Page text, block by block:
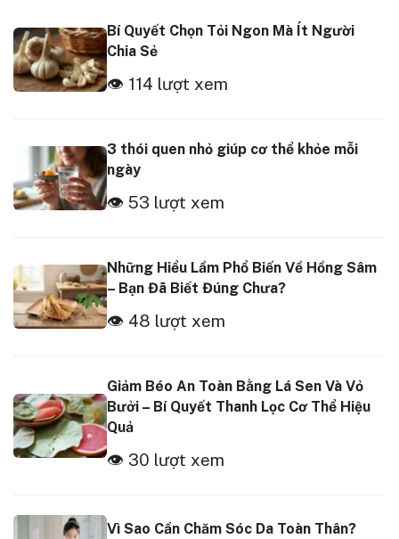
Bí Quyết Chọn Tỏi Ngon Mà Ít Người
Chia Sẻ
👁 114 lượt xem
3 thói quen nhỏ giúp cơ thể khỏe mỗi
ngày
👁 53 lượt xem
Những Hiểu Lầm Phổ Biến Về Hồng Sâm
– Bạn Đã Biết Đúng Chưa?
👁 48 lượt xem
Giảm Béo An Toàn Bằng Lá Sen Và Vỏ
Bưởi – Bí Quyết Thanh Lọc Cơ Thể Hiệu
Quả
👁 30 lượt xem
Vì Sao Cần Chăm Sóc Da Toàn Thân?